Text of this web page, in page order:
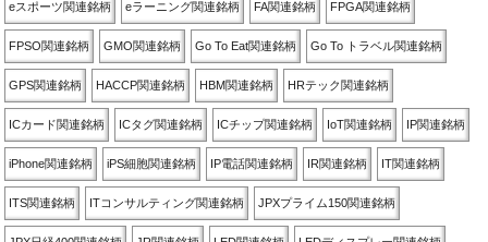
eスポーツ関連銘柄 eラーニング関連銘柄 FA関連銘柄 FPGA関連銘柄
FPSO関連銘柄 GMO関連銘柄 Go To Eat関連銘柄 Go To トラベル関連銘柄
GPS関連銘柄 HACCP関連銘柄 HBM関連銘柄 HRテック関連銘柄
ICカード関連銘柄 ICタグ関連銘柄 ICチップ関連銘柄 IoT関連銘柄 IP関連銘柄
iPhone関連銘柄 iPS細胞関連銘柄 IP電話関連銘柄 IR関連銘柄 IT関連銘柄
ITS関連銘柄 ITコンサルティング関連銘柄 JPXプライム150関連銘柄